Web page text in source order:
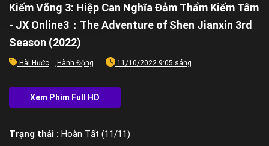
Kiếm Võng 3: Hiệp Can Nghĩa Đảm Thẩm Kiếm Tâm
- JX Online3：The Adventure of Shen Jianxin 3rd
Season (2022)
Hài Hước , Hành Động 11/10/2022 9:05 sáng
Trạng thái : Hoàn Tất (11/11)